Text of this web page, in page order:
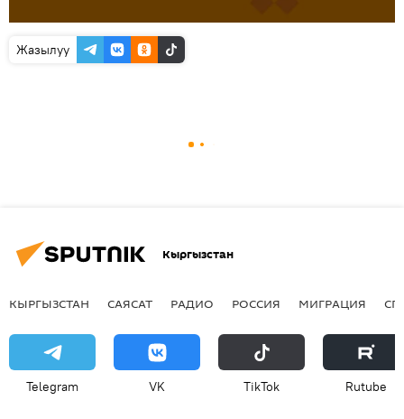
Жазылуу
Кыргызстан
КЫРГЫЗСТАН САЯСАТ РАДИО РОССИЯ МИГРАЦИЯ
Telegram VK ТikТоk Rutube